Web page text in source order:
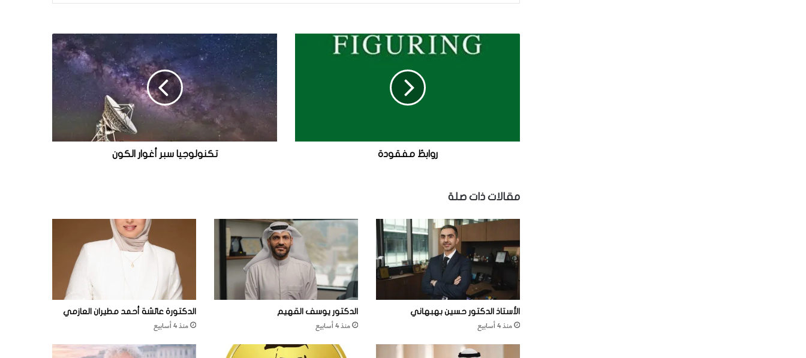
و
روابطُ مفقودة
ت
ن
ل
و
ج
ا
و
ا
ر
ا
ل
و
ن
تكنولوجيا سبر أغوار الكون
مقالات ذات صلة
الأستاذ الدكتور حسين بهبهاني
منذ 4 أسابيع
الدكتور يوسف القهيم
منذ 4 أسابيع
الدكتورة عائشة أحمد مطيران العازمي
منذ 4 أسابيع